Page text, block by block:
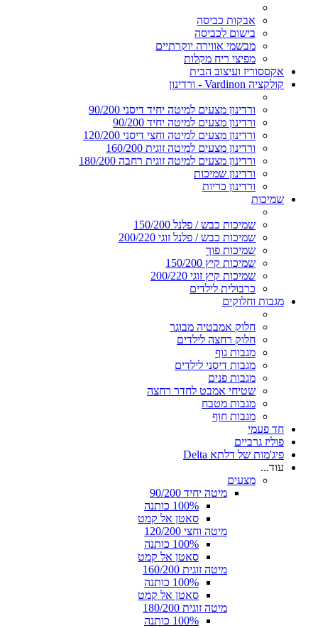
אבקות כביסה
בישום לכביסה
מבשמי אווירה יוקרתיים
מפיצי ריח מקלות
אקססוריז ועיצוב הבית
קולקציה Vardinon - ורדינון
ורדינון מצעים למיטה יחיד דיסני 90/200
ורדינון מצעים למיטה יחיד 90/200
ורדינון מצעים למיטה וחצי דיסני 120/200
ורדינון מצעים למיטה זוגית 160/200
ורדינון מצעים למיטה זוגית רחבה 180/200
ורדינון שמיכות
ורדינון כריות
שמיכות
שמיכות כבש / פלנל 150/200
שמיכות כבש / פלנל זוגי 200/220
שמיכות פוך
שמיכות קיץ 150/200
שמיכות קיץ זוגי 200/220
כרבולית לילדים
מגבות וחלוקים
חלוק אמבטיה מבוגר
חלוק רחצה לילדים
מגבות גוף
מגבות דיסני לילדים
מגבות פנים
שטיחי אמבט לחדר רחצה
מגבות מטבח
מגבות חוף
חד פעמי
פוליז גרביים
פיג'מות של דלתא Delta
עוד...
מצעים
מיטה יחיד 90/200
100% כותנה
סאטן אל קמט
מיטה וחצי 120/200
100% כותנה
סאטן אל קמט
מיטה זוגית 160/200
100% כותנה
סאטן אל קמט
מיטה זוגית 180/200
100% כותנה